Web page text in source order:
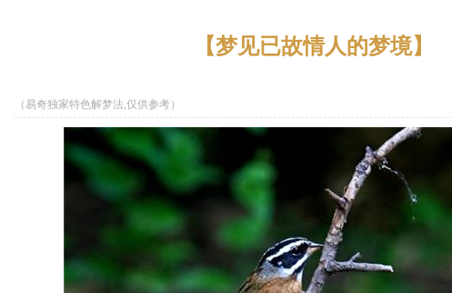
【梦见已故情人的梦境】
（易奇独家特色解梦法,仅供参考）